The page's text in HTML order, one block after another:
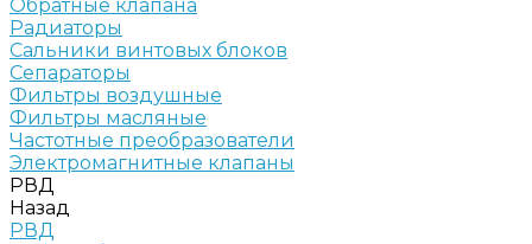
Обратные клапана
Радиаторы
Сальники винтовых блоков
Сепараторы
Фильтры воздушные
Фильтры масляные
Частотные преобразователи
Электромагнитные клапаны
РВД
Назад
РВД